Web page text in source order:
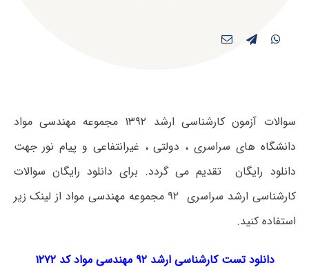
سوالات آزمون کارشناسی ارشد ۱۳۹۲ مجموعه مهندسی مواد
دانشگاه های سراسری ، دولتی ، غیرانتفاعی و پیام نور جهت
دانلود رایگان تقدیم می گردد. برای دانلود رایگان سوالات
کارشناسی ارشد سراسری ۹۲ مجموعه مهندسی مواد از لینک زیر
استفاده کنید.
دانلود تست کارشناسی ارشد ۹۲ مهندسی مواد کد ۱۲۷۲